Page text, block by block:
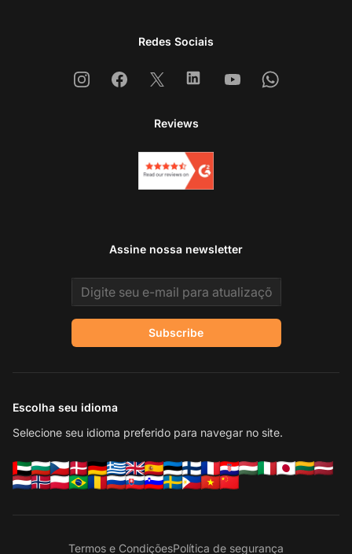
Redes Sociais
InstagramFacebook
X LinkedinYoutubeWhatsapp
Reviews
Assine nossa newsletter
Email address
Subscribe
Escolha seu idioma
Selecione seu idioma preferido para navegar no site.
Termos e CondiçõesPolítica de segurança